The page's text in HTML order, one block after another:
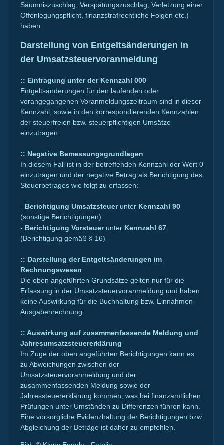
Säumniszuschlag, Verspätungszuschlag, Verletzung einer
Offenlegungspflicht, finanzstrafrechtliche Folgen etc.)
haben.
Darstellung von Entgeltsänderungen in
der Umsatzsteuervoranmeldung
:: Eintragung unter der Kennzahl 000
Entgeltsänderungen für den laufenden oder
vorangegangenen Voranmeldungszeitraum sind in dieser
Kennzahl, sowie in den korrespondierenden Kennzahlen
der steuerfreien bzw. steuerpflichtigen Umsätze
einzutragen.
:: Negative Bemessungsgrundlagen
In diesem Fall ist in der betreffenden Kennzahl der Wert 0
einzutragen und der negative Betrag als Berichtigung des
Steuerbetrages wie folgt zu erfassen:
- Berichtigung Umsatzsteuerunter Kennzahl 90
(sonstige Berichtigungen)
- Berichtigung Vorsteuerunter Kennzahl 67
(Berichtigung gemäß § 16)
:: Darstellung der Entgeltsänderungen im
Rechnungswesen
Die oben angeführten Grundsätze gelten nur für die
Erfassung in der Umsatzsteuervoranmeldung und haben
keine Auswirkung für die Buchhaltung bzw. Einnahmen-
Ausgabenrechnung.
:: Auswirkung auf zusammenfassende Meldung und
Jahresumsatzsteuererklärung
Im Zuge der oben angeführten Berichtigungen kann es
zu Abweichungen zwischen der
Umsatzsteuervoranmeldung und der
zusammenfassenden Meldung sowie der
Jahressteuererklärung kommen, was bei finanzamtlichen
Prüfungen unter Umständen zu Differenzen führen kann.
Eine vorsorgliche Evidenzhaltung der Berichtigungen bzw
Abgleichung der Beträge ist daher zu empfehlen.